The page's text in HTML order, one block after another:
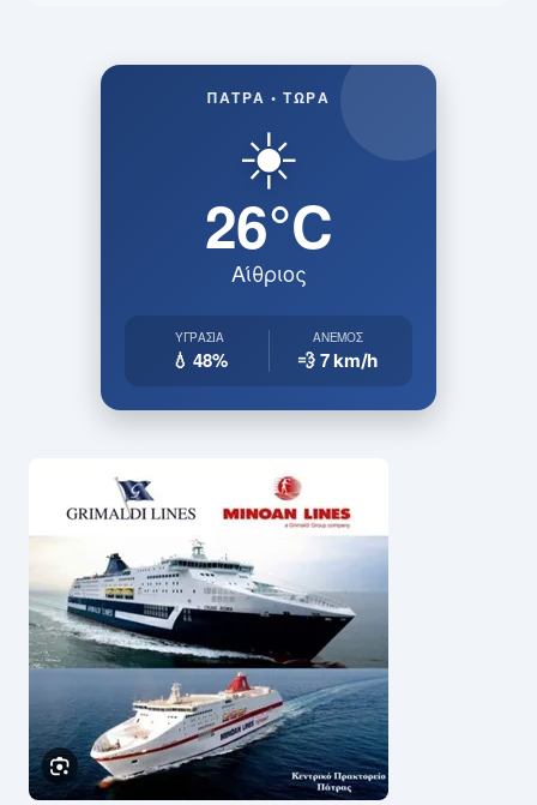
ΠΆΤΡΑ • ΤΏΡΑ
☀️
26°C
Αίθριος
ΥΓΡΑΣΊΑ
💧 48%
ΆΝΕΜΟΣ
💨 7km/h